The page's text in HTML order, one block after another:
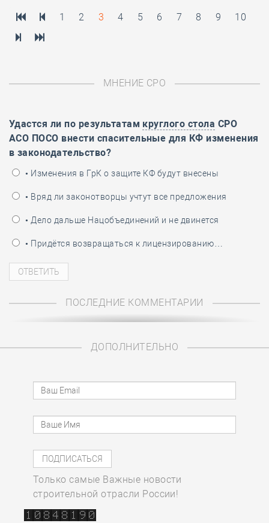
1 2 3 4 5 6 7 8 9 10
МНЕНИЕ СРО
Удастся ли по результатам круглого стола СРО
АСО ПОСО внести спасительные для КФ изменения
в законодательство?
• Изменения в ГрК о защите КФ будут внесены
• Вряд ли законотворцы учтут все предложения
• Дело дальше Нацобъединений и не двинется
• Придётся возвращаться к лицензированию…
ПОСЛЕДНИЕ КОММЕНТАРИИ
ДОПОЛНИТЕЛЬНО
Только самые Важные новости
строительной отрасли России!